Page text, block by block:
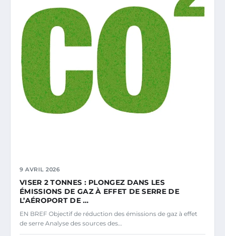
9 AVRIL 2026
VISER 2 TONNES : PLONGEZ DANS LES
ÉMISSIONS DE GAZ À EFFET DE SERRE DE
L’AÉROPORT DE …
EN BREF Objectif de réduction des émissions de gaz à effet
de serre Analyse des sources des…